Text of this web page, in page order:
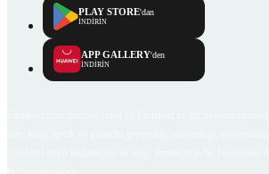
PLAY STORE'dan
İNDİRİN
APP GALLERY'den
İNDİRİN